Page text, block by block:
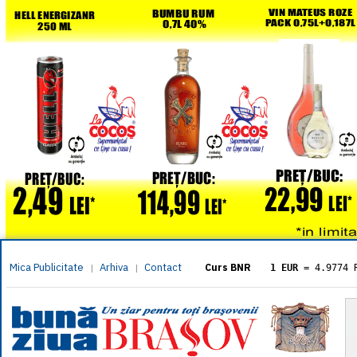
Mica Publicitate | Arhiva | Contact Curs BNR 1 EUR = 4.9774
= 5.8304
1 XAU= 464.4611
1 AED= 1.1933
1 AUD= 2.7957
1 BGN= 2.5449